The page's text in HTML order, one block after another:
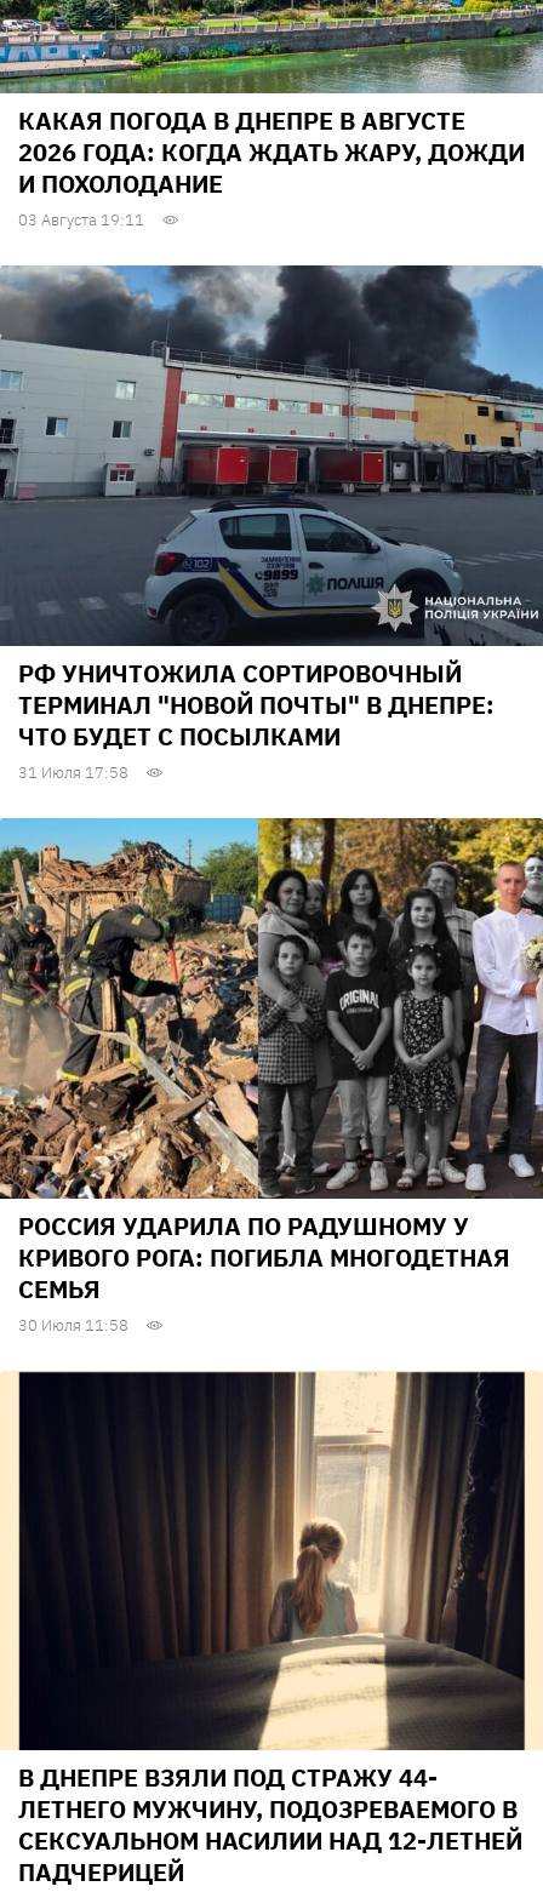
КАКАЯ ПОГОДА В ДНЕПРЕ В АВГУСТЕ
2026 ГОДА: КОГДА ЖДАТЬ ЖАРУ, ДОЖДИ
И ПОХОЛОДАНИЕ
03 Августа 19:11
РФ УНИЧТОЖИЛА СОРТИРОВОЧНЫЙ
ТЕРМИНАЛ "НОВОЙ ПОЧТЫ" В ДНЕПРЕ:
ЧТО БУДЕТ С ПОСЫЛКАМИ
31 Июля 17:58
РОССИЯ УДАРИЛА ПО РАДУШНОМУ У
КРИВОГО РОГА: ПОГИБЛА МНОГОДЕТНАЯ
СЕМЬЯ
30 Июля 11:58
В ДНЕПРЕ ВЗЯЛИ ПОД СТРАЖУ 44-
ЛЕТНЕГО МУЖЧИНУ, ПОДОЗРЕВАЕМОГО В
СЕКСУАЛЬНОМ НАСИЛИИ НАД 12-ЛЕТНЕЙ
ПАДЧЕРИЦЕЙ